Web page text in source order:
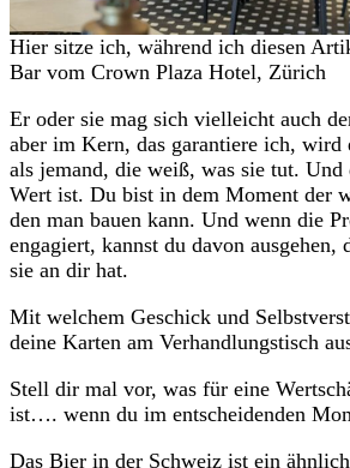
Hier sitze ich, während ich diesen
Bar vom Crown Plaza Hotel, Zürich
Er oder sie mag sich vielleicht auch
aber im Kern, das garantiere ich, wird
als jemand, die weiß, was sie tut.
Wert ist. Du bist in dem Moment der
den man bauen kann. Und wenn die
engagiert, kannst du davon ausgehen,
sie an dir hat.
Mit welchem Geschick und
deine Karten am Verhandlungstisch
Stell dir mal vor, was für eine
ist…. wenn du im entscheidenden
Das Bier in der Schweiz ist ein